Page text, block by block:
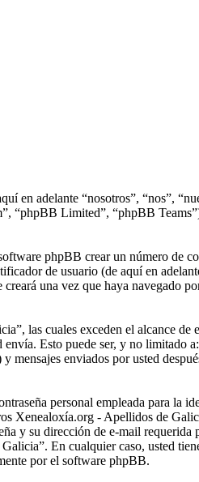
en adelante “nosotros”, “nos”,
“phpBB Limited”, “phpBB
phpBB crear un número de
de usuario (de aquí en
una vez que haya navegado
las cuales exceden el alcance de
Esto puede ser, y no limitado
enviados por usted
personal empleada para la
Xenealoxía.org - Apellidos de
y su dirección de e-mail
En cualquier caso, usted
por el software phpBB.